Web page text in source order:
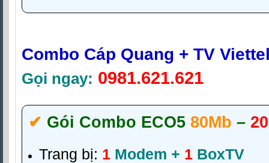
Combo Cáp Quang + TV
Gọi ngay: 0981.621.621
✔‎ Gói Combo ECO5 80Mb –
Trang bị: 1 Modem + 1 BoxTV